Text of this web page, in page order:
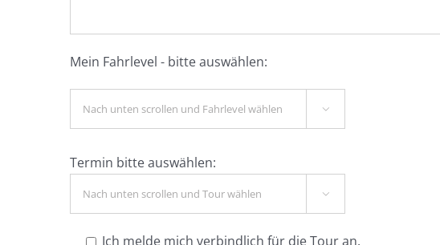
Mein Fahrlevel - bitte auswählen:

Termin bitte auswählen:

Ich melde mich verbindlich für die Tour an.